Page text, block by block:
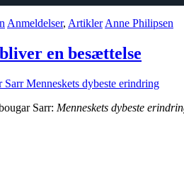
Anmeldelser, Artikler Anne Philipsen
en besættelse
Sarr: Menneskets dybeste